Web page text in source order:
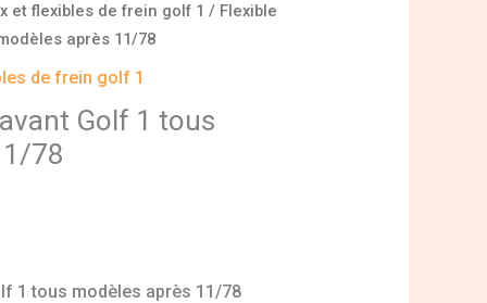
et flexibles de frein golf 1 / Flexible
après 11/78
de frein golf 1
Golf 1 tous
78
1 tous modèles après 11/78